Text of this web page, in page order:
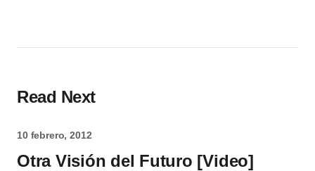
Read Next
10 febrero, 2012
Otra Visión del Futuro [Video]